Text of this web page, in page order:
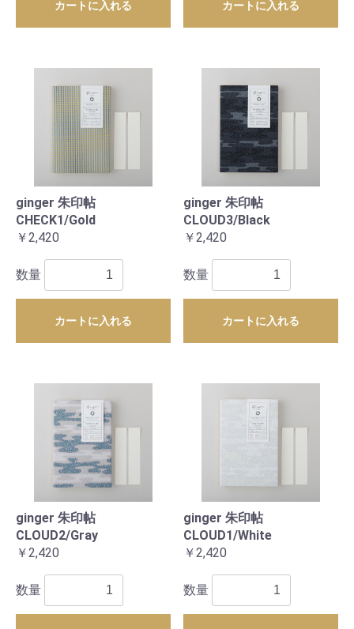
カートに入れる カートに入れる
ginger 朱印帖
CHECK1/Gold
￥2,420
数量
カートに入れる
ginger 朱印帖
CLOUD3/Black
￥2,420
数量
カートに入れる
ginger 朱印帖
CLOUD2/Gray
￥2,420
数量
ginger 朱印帖
CLOUD1/White
￥2,420
数量